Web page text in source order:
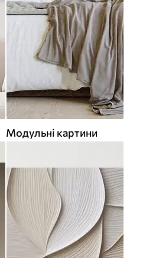
Модульні картини